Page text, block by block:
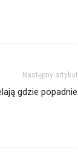
Następny artykuł
gdzie popadnie